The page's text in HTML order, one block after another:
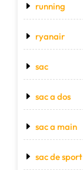
running
ryanair
sac
sac a dos
sac a main
sac de sport